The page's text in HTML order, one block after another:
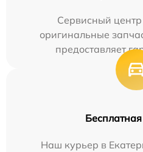
Сервисный
оригинальные
предоставляет
Наш курьер в